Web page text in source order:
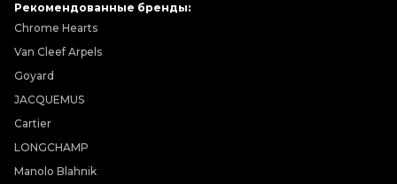
Рекомендованные бренды:
Chrome Hearts
Van Cleef Arpels
Goyard
JACQUEMUS
Cartier
LONGCHAMP
Manolo Blahnik